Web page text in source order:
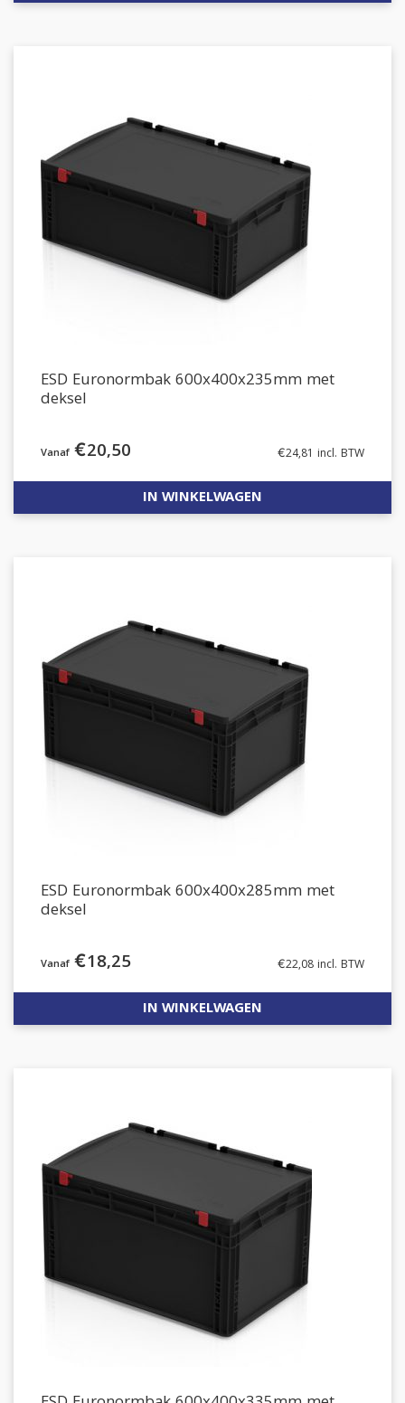
ESD Euronormbak 600x400x235mm met
deksel
€20,50 €24,81 incl. BTW
IN WINKELWAGEN
ESD Euronormbak 600x400x285mm met
deksel
€18,25 €22,08 incl. BTW
IN WINKELWAGEN